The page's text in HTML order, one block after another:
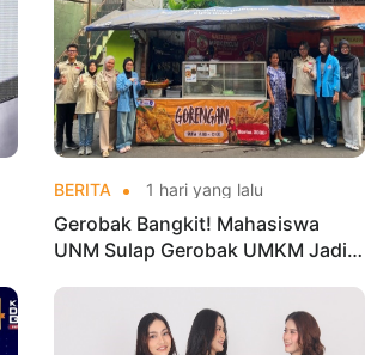
BERITA 1 hari yang lalu
Gerobak Bangkit! Mahasiswa
UNM Sulap Gerobak UMKM Jadi